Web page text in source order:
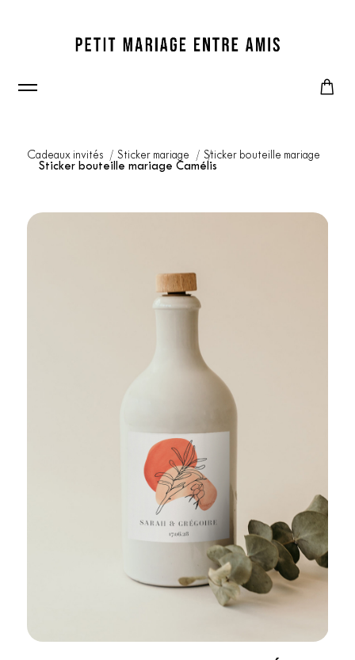
Cadeaux invités Sticker mariage
Sticker bouteille mariage
Sticker bouteille mariage Camélis